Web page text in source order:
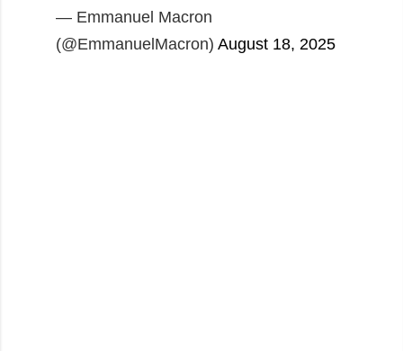
— Emmanuel Macron
(@EmmanuelMacron)August 18, 2025